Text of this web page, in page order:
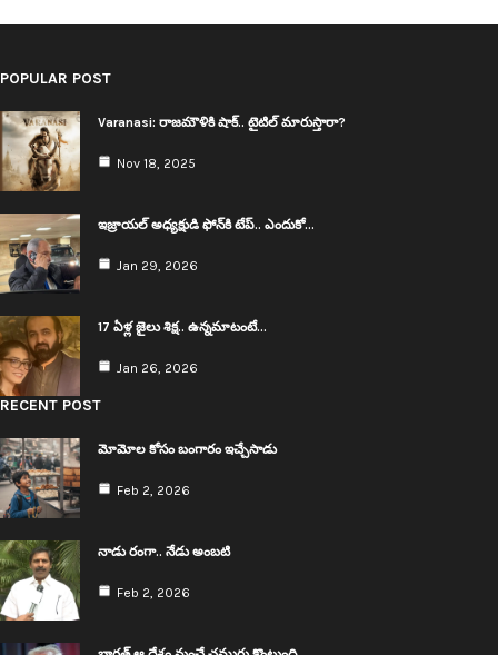
POPULAR POST
Varanasi: రాజ‌మౌళికి షాక్‌.. టైటిల్ మారుస్తారా?
Nov 18, 2025
ఇజ్రాయ‌ల్ అధ్య‌క్షుడి ఫోన్‌కి టేప్‌.. ఎందుకో…
Jan 29, 2026
17 ఏళ్ల జైలు శిక్ష.. ఉన్న‌మాటంటే…
Jan 26, 2026
RECENT POST
మోమోల కోసం బంగారం ఇచ్చేసాడు
Feb 2, 2026
నాడు రంగా.. నేడు అంబ‌టి
Feb 2, 2026